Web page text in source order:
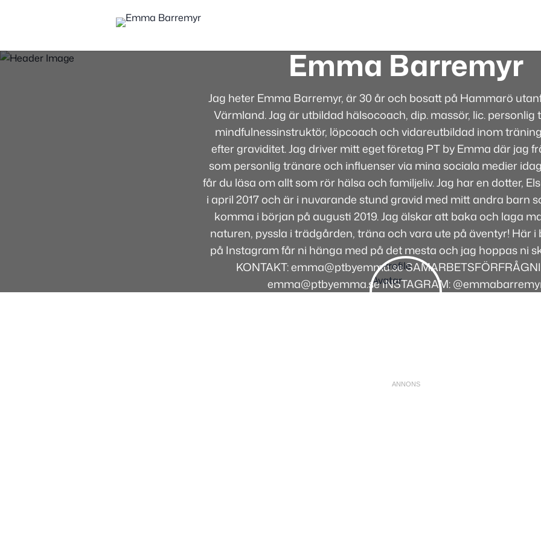
Emma Barremyr
Jag heter Emma Barremyr, är 30 år och bosatt på Hammarö
Värmland. Jag är utbildad hälsocoach, dip. massör, lic. personlig
mindfulnessinstruktör, löpcoach och vidareutbildad inom
efter graviditet. Jag driver mitt eget företag PT by Emma där jag
som personlig tränare och influenser via mina sociala medier
får du läsa om allt som rör hälsa och familjeliv. Jag har en dotter,
i april 2017 och är i nuvarande stund gravid med mitt andra barn
komma i början på augusti 2019. Jag älskar att baka och laga
naturen, pyssla i trädgården, träna och vara ute på äventyr! Här i
på Instagram får ni hänga med på det mesta och jag hoppas ni
KONTAKT: emma@ptbyemma.se
emma@ptbyemma.se INSTAGRAM: